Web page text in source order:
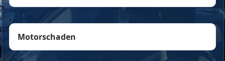
,
Motorschaden